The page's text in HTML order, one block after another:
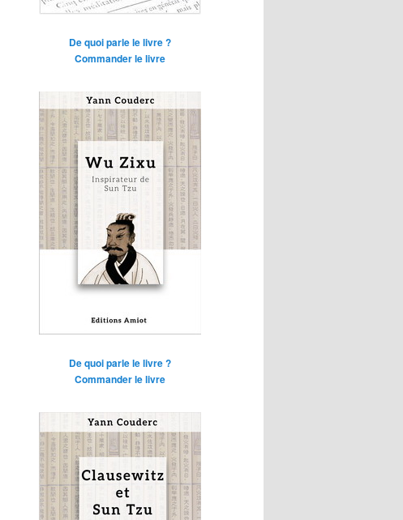
De quoi parle le livre ?
Commander le livre
De quoi parle le livre ?
Commander le livre